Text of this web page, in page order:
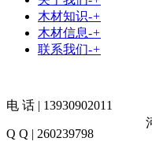
木材知识-+
木材信息-+
联系我们-+
电 话 | 13930902011
Q Q | 260239798